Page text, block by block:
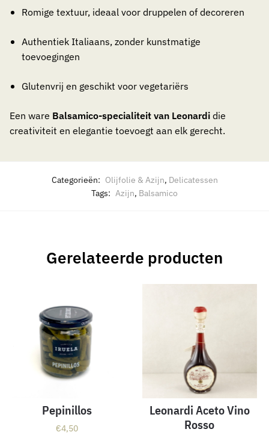
Romige textuur, ideaal voor druppelen of decoreren
Authentiek Italiaans, zonder kunstmatige
toevoegingen
Glutenvrij en geschikt voor vegetariërs
Een ware Balsamico-specialiteit van Leonardi die
creativiteit en elegantie toevoegt aan elk gerecht.
Categorieën: Olijfolie & Azijn, Delicatessen
Tags: Azijn, Balsamico
Gerelateerde producten
Pepinillos
€4,50
Leonardi Aceto Vino
Rosso